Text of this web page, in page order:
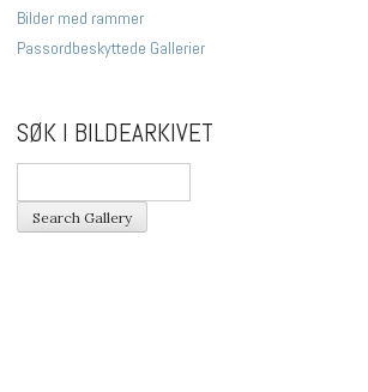
Bilder med rammer
Passordbeskyttede Gallerier
SØK I BILDEARKIVET